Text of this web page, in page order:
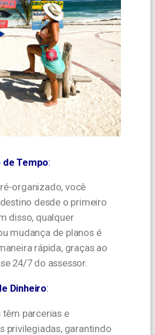
de Tempo:
organizado, você
desde o primeiro
disso, qualquer
mudança de planos é
rápida, graças ao
24/7 do assessor.
Dinheiro:
têm parcerias e
privilegiadas, garantindo